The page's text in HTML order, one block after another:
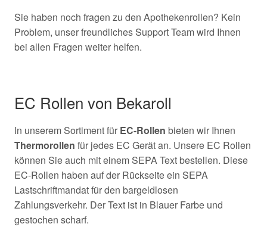
Sie haben noch fragen zu den Apothekenrollen? Kein
Problem, unser freundliches Support Team wird Ihnen
bei allen Fragen weiter helfen.
EC Rollen von Bekaroll
In unserem Sortiment für EC-Rollen bieten wir Ihnen
Thermorollen für jedes EC Gerät an. Unsere EC Rollen
können Sie auch mit einem SEPA Text bestellen. Diese
EC-Rollen haben auf der Rückseite ein SEPA
Lastschriftmandat für den bargeldlosen
Zahlungsverkehr. Der Text ist in Blauer Farbe und
gestochen scharf.